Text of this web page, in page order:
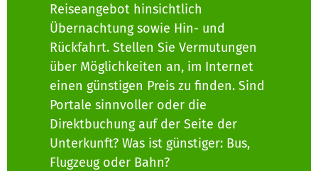
Reiseangebot hinsichtlich
Übernachtung sowie Hin- und
Rückfahrt. Stellen Sie Vermutungen
über Möglichkeiten an, im Internet
einen günstigen Preis zu finden. Sind
Portale sinnvoller oder die
Direktbuchung auf der Seite der
Unterkunft? Was ist günstiger: Bus,
Flugzeug oder Bahn?